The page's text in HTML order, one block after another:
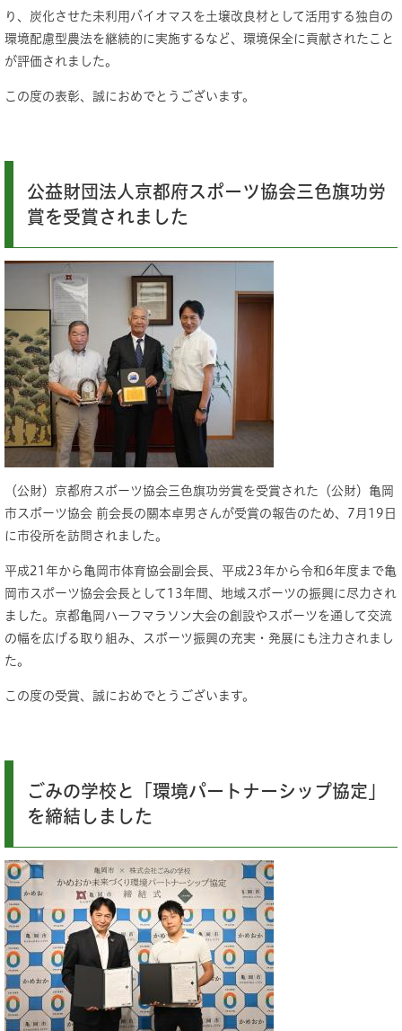
り、炭化させた未利用バイオマスを土壌改良材として活用する独自の
環境配慮型農法を継続的に実施するなど、環境保全に貢献されたこと
が評価されました。
この度の表彰、誠におめでとうございます。
公益財団法人京都府スポーツ協会三色旗功労
賞を受賞されました
（公財）京都府スポーツ協会三色旗功労賞を受賞された（公財）亀岡
市スポーツ協会 前会長の關本卓男さんが受賞の報告のため、7月19日
に市役所を訪問されました。
平成21年から亀岡市体育協会副会長、平成23年から令和6年度まで亀
岡市スポーツ協会会長として13年間、地域スポーツの振興に尽力され
ました。京都亀岡ハーフマラソン大会の創設やスポーツを通して交流
の幅を広げる取り組み、スポーツ振興の充実・発展にも注力されまし
た。
この度の受賞、誠におめでとうございます。
ごみの学校と「環境パートナーシップ協定」
を締結しました